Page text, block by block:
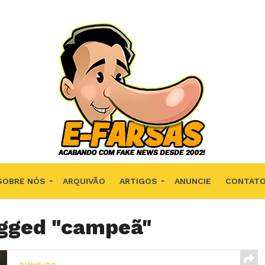
NÓS ARQUIVÃO ARTIGOS ANUNCIE CONTATO
"campeã"